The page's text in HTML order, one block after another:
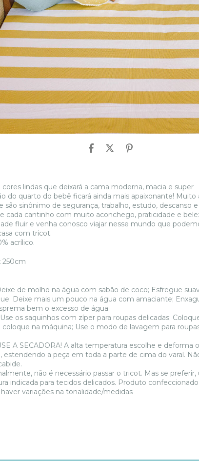
lindas que deixará a cama moderna, macia e super
do quarto do bebê ficará ainda mais apaixonante! Muito
são sinônimo de segurança, trabalho, estudo, descanso e
cada cantinho com muito aconchego, praticidade e
fluir e venha conosco viajar nesse mundo que
com tricot.
acrílico.
250cm
de molho na água com sabão de coco; Esfregue
Deixe mais um pouco na água com amaciante;
bem o excesso de água.
os saquinhos com zíper para roupas delicadas;
na máquina; Use o modo de lavagem para
A SECADORA! A alta temperatura escolhe e deforma
estendendo a peça em toda a parte de cima do varal.
não é necessário passar o tricot. Mas se preferir,
indicada para tecidos delicados. Produto confeccionado
variações na tonalidade/medidas